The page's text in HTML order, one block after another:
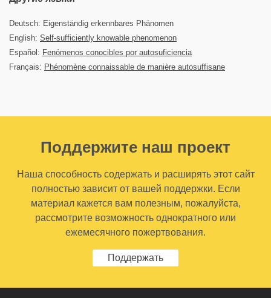
Deutsch: Eigenständig erkennbares Phänomen
English: Self-sufficiently knowable phenomenon
Español: Fenómenos conocibles por autosuficiencia
Français: Phénomène connaissable de manière autosuffisane
Поддержите наш проект
Наша способность содержать и расширять этот сайт
полностью зависит от вашей поддержки. Если
материал кажется вам полезным, пожалуйста,
рассмотрите возможность однократного или
ежемесячного пожертвования.
Поддержать